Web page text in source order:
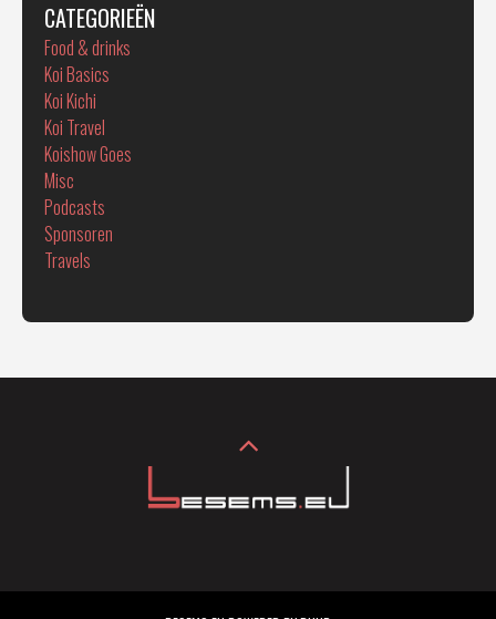
CATEGORIEËN
Food & drinks
Koi Basics
Koi Kichi
Koi Travel
Koishow Goes
Misc
Podcasts
Sponsoren
Travels